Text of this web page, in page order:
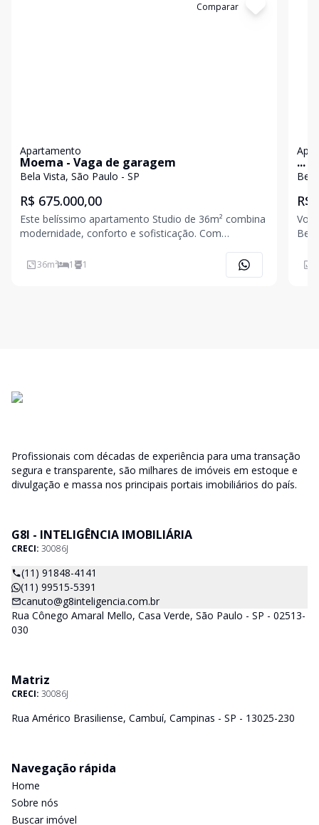
Comparar
Apartamento
Moema - Vaga de garagem
Bela Vista, São Paulo - SP
R$ 675.000,00
Este belíssimo apartamento Studio de 36m² combina
modernidade, conforto e sofisticação. Com
totalmente mobiliado e equipado com
eletrodomésticos e móveis de primeira linha. O
36m² 1 1
...
R$
Profissionais com décadas de experiência para uma transação
segura e transparente, são milhares de imóveis em estoque e
divulgação e massa nos principais portais imobiliários do país.
G8I - INTELIGÊNCIA IMOBILIÁRIA
CRECI: 30086J
(11) 91848-4141
(11) 99515-5391
canuto@g8inteligencia.com.br
Rua Cônego Amaral Mello, Casa Verde, São Paulo - SP - 02513-
030
Matriz
CRECI: 30086J
Rua Américo Brasiliense, Cambuí, Campinas - SP - 13025-230
Navegação rápida
Home
Sobre nós
Buscar imóvel